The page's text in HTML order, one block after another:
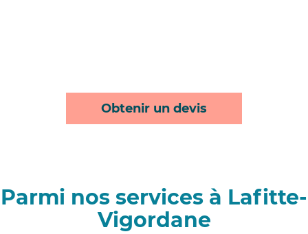
Obtenir un devis
Parmi nos services à Lafitte-
Vigordane